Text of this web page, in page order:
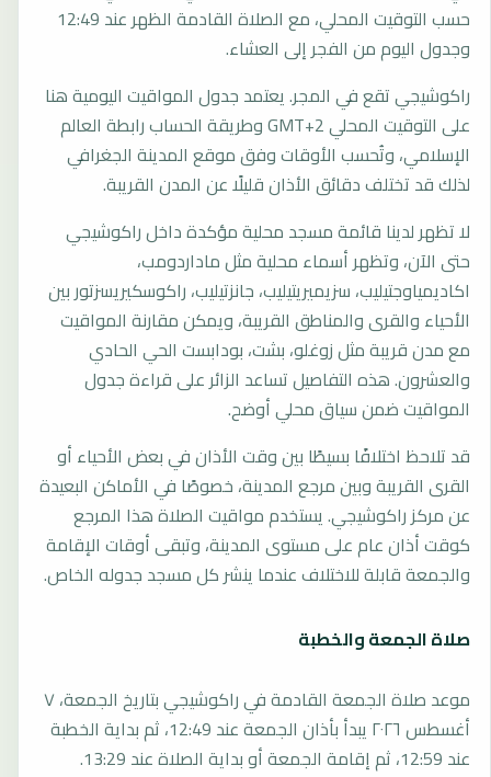
حسب التوقيت المحلي، مع الصلاة القادمة الظهر عند 12:49
وجدول اليوم من الفجر إلى العشاء.
راكوشيجي تقع في المجر. يعتمد جدول المواقيت اليومية هنا
على التوقيت المحلي GMT+2 وطريقة الحساب رابطة العالم
الإسلامي، وتُحسب الأوقات وفق موقع المدينة الجغرافي
لذلك قد تختلف دقائق الأذان قليلًا عن المدن القريبة.
لا تظهر لدينا قائمة مسجد محلية مؤكدة داخل راكوشيجي
حتى الآن، وتظهر أسماء محلية مثل ماداردومب،
اكاديمياوجتيليب، سزيميريتيليب، جانزتيليب، راكوسكيريسزتور بين
الأحياء والقرى والمناطق القريبة، ويمكن مقارنة المواقيت
مع مدن قريبة مثل زوغلو، بشت، بودابست الحي الحادي
والعشرون. هذه التفاصيل تساعد الزائر على قراءة جدول
المواقيت ضمن سياق محلي أوضح.
قد تلاحظ اختلافًا بسيطًا بين وقت الأذان في بعض الأحياء أو
القرى القريبة وبين مرجع المدينة، خصوصًا في الأماكن البعيدة
عن مركز راكوشيجي. يستخدم مواقيت الصلاة هذا المرجع
كوقت أذان عام على مستوى المدينة، وتبقى أوقات الإقامة
والجمعة قابلة للاختلاف عندما ينشر كل مسجد جدوله الخاص.
صلاة الجمعة والخطبة
موعد صلاة الجمعة القادمة في راكوشيجي بتاريخ الجمعة، ٧
أغسطس ٢٠٢٦ يبدأ بأذان الجمعة عند 12:49، ثم بداية الخطبة
عند 12:59، ثم إقامة الجمعة أو بداية الصلاة عند 13:29.